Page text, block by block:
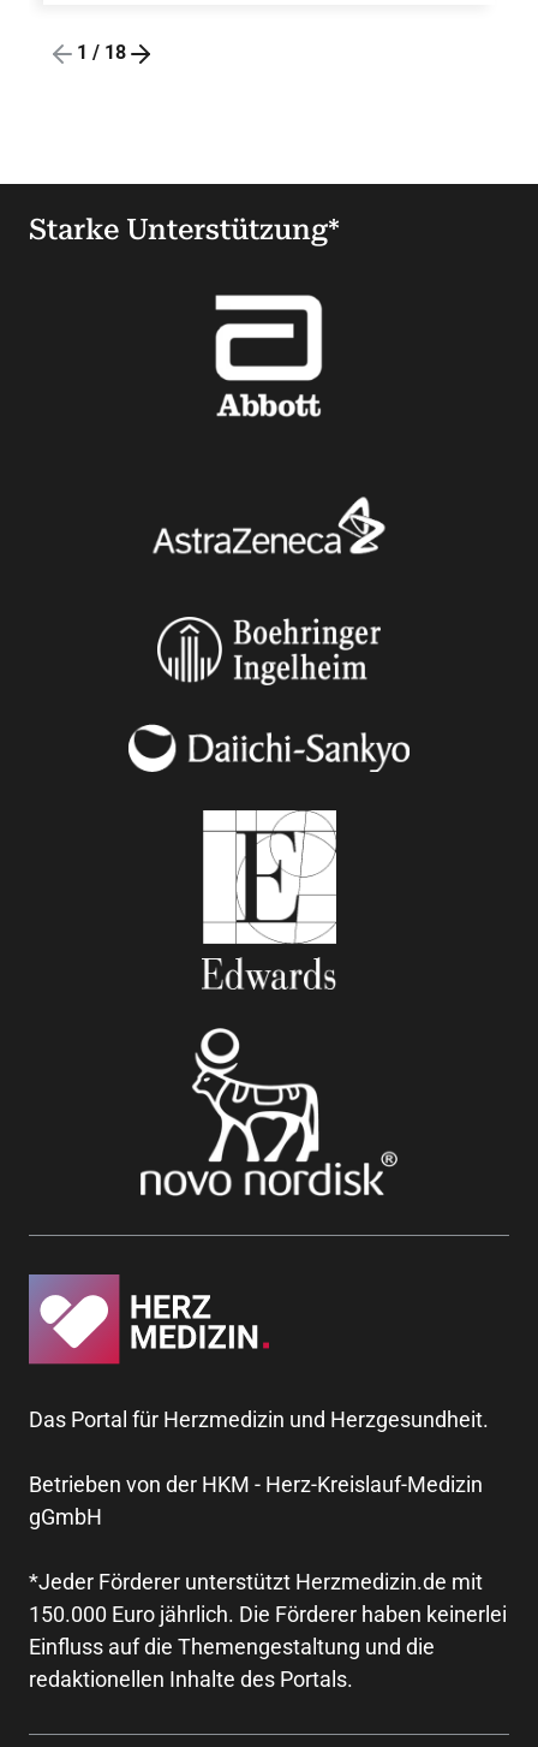
1 / 18
Starke Unterstützung*
Das Portal für Herzmedizin und Herzgesundheit.
Betrieben von der HKM - Herz-Kreislauf-Medizin
gGmbH
*Jeder Förderer unterstützt Herzmedizin.de mit
150.000 Euro jährlich. Die Förderer haben keinerlei
Einfluss auf die Themengestaltung und die
redaktionellen Inhalte des Portals.